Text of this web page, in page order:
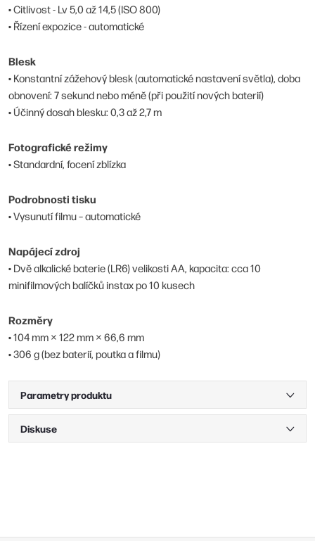
• Citlivost - Lv 5,0 až 14,5 (ISO 800)
• Řízení expozice - automatické
Blesk
• Konstantní zážehový blesk (automatické nastavení světla), doba
obnovení: 7 sekund nebo méně (při použití nových baterií)
• Účinný dosah blesku: 0,3 až 2,7 m
Fotografické režimy
• Standardní, focení zblízka
Podrobnosti tisku
• Vysunutí filmu – automatické
Napájecí zdroj
• Dvě alkalické baterie (LR6) velikosti AA, kapacita: cca 10
minifilmových balíčků instax po 10 kusech
Rozměry
• 104 mm × 122 mm × 66,6 mm
• 306 g (bez baterií, poutka a filmu)
Parametry produktu
Diskuse